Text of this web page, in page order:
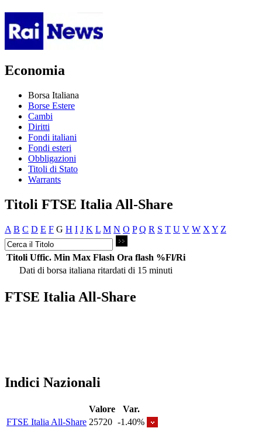
Economia
Borsa Italiana
Borse Estere
Cambi
Diritti
Fondi italiani
Fondi esteri
Obbligazioni
Titoli di Stato
Warrants
Titoli FTSE Italia All-Share
A B C D E F G H I J K L M N O P Q R S T U V W X Y Z
Titoli Uffic. Min Max Flash Ora flash %Fl/Ri
Dati di borsa italiana ritardati di 15 minuti
FTSE Italia All-Share
Indici Nazionali
Valore
Var.
FTSE Italia All-Share 25720 -1.40%